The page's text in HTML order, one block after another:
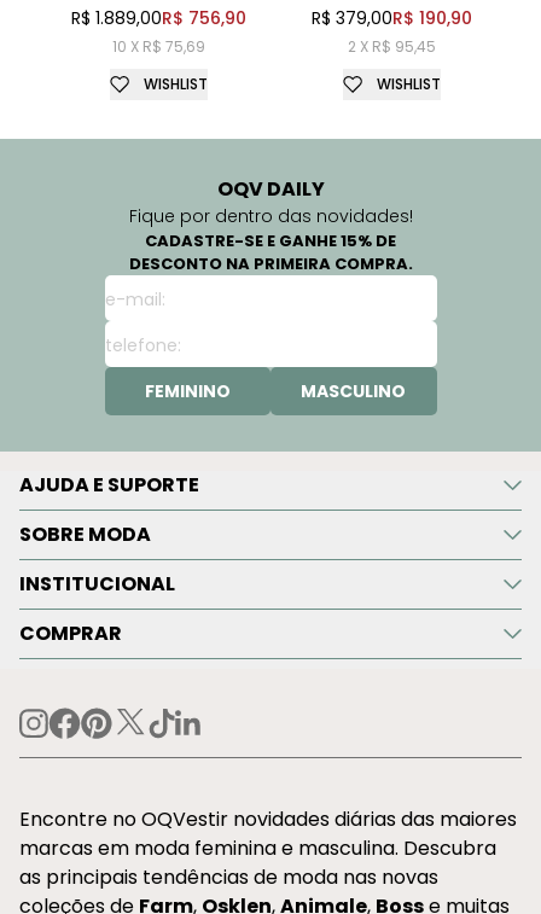
R$ 1.889,00R$ 756,90
10 X R$ 75,69
WISHLIST
R$ 379,00R$ 190,90
2 X R$ 95,45
WISHLIST
OQV DAILY
Fique por dentro das novidades!
CADASTRE-SE E GANHE 15% DE
DESCONTO NA PRIMEIRA COMPRA.
FEMININO MASCULINO
AJUDA E SUPORTE
SOBRE MODA
INSTITUCIONAL
COMPRAR
Encontre no OQVestir novidades diárias das maiores
marcas em moda feminina e masculina. Descubra
as principais tendências de moda nas novas
coleções de Farm, Osklen,Animale, Bosse muitas